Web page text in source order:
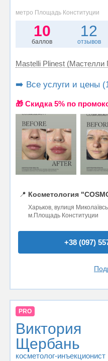
метро Площадь Конституции
10
баллов
12
отзывов
Mastelli Plinest (Мастелли
➡️ Все услуги и цены
🎁 Cкидка 5% по
📍 Косметология
Харьков, вулиця
м.Площадь Конституции
+38 (097)
PRO
Виктория
Щербань
косметолог-инъекционист